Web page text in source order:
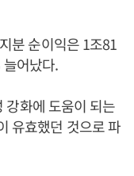
분 순이익은 1조81
어났다.
강화에 도움이 되는
유효했던 것으로 파